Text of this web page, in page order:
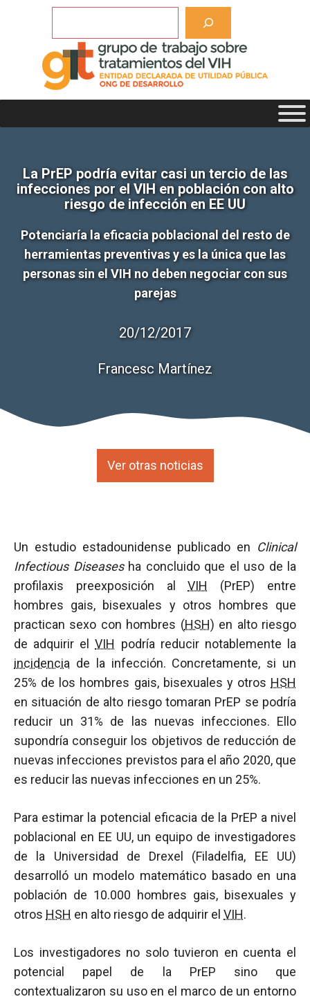
La PrEP podría evitar casi un tercio de las
infecciones por el VIH en población con alto
riesgo de infección en EE UU
Potenciaría la eficacia poblacional del resto de
herramientas preventivas y es la única que las
personas sin el VIH no deben negociar con sus
parejas
20/12/2017
Francesc Martínez
Ver otras noticias
Un estudio estadounidense publicado en Clinical
Infectious Diseasesha concluido que el uso de la
profilaxis preexposición alVIH
(PrEP) entre
hombres gais, bisexuales y otros hombres que
practican sexo con hombres (HSH) en alto riesgo
de adquirir elVIH podría reducir notablemente la
incidencia de la infección. Concretamente, si un
25% de los hombres gais, bisexuales y otros HSH
en situación de alto riesgo tomaran PrEP se podría
reducir un 31% de las nuevas infecciones. Ello
supondría conseguir los objetivos de reducción de
nuevas infecciones previstos para el año 2020, que
es reducir las nuevas infecciones en un 25%.
Para estimar la potencial eficacia de la PrEP a nivel
poblacional en EE UU, un equipo de investigadores
de la Universidad de Drexel (Filadelfia, EE UU)
desarrolló un modelo matemático basado en una
población de 10.000 hombres gais, bisexuales y
otros HSH en alto riesgo de adquirir el VIH.
Los investigadores no solo tuvieron en cuenta el
potencial papel de la PrEP sino que
contextualizaron su uso en el marco de un entorno